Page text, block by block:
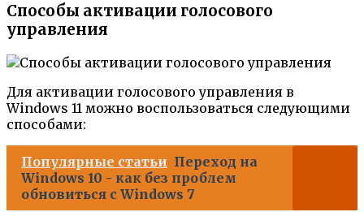
Способы активации голосового
управления
Для активации голосового управления в
Windows 11 можно воспользоваться следующими
способами:
Популярные статьи Переход на
Windows 10 - как без проблем
обновиться с Windows 7